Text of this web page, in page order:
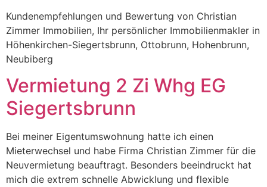
Kundenempfehlungen und Bewertung von Christian
Zimmer Immobilien, Ihr persönlicher Immobilienmakler in
Höhenkirchen-Siegertsbrunn, Ottobrunn, Hohenbrunn,
Neubiberg
Vermietung 2 Zi Whg EG
Siegertsbrunn
Bei meiner Eigentumswohnung hatte ich einen
Mieterwechsel und habe Firma Christian Zimmer für die
Neuvermietung beauftragt. Besonders beeindruckt hat
mich die extrem schnelle Abwicklung und flexible